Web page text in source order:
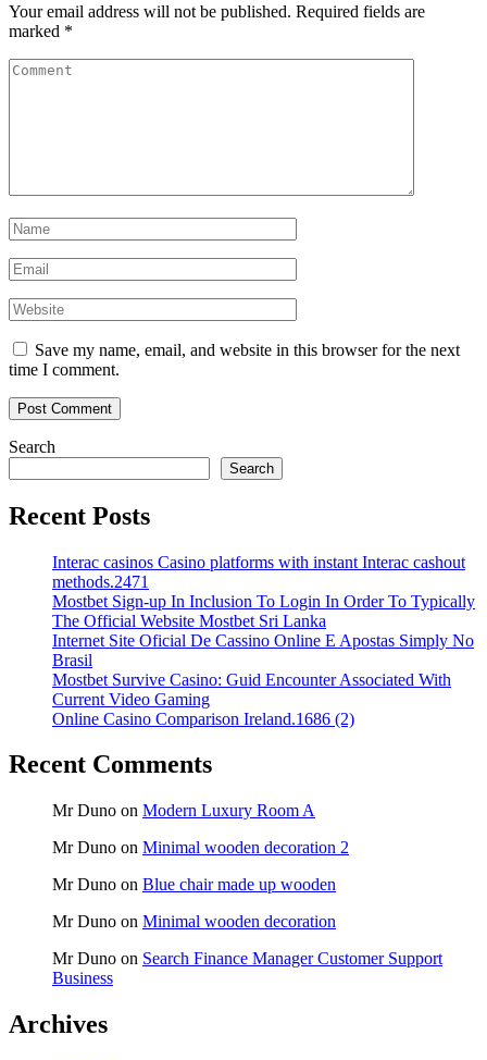
Your email address will not be published. Required fields are
marked *
Save my name, email, and website in this browser for the next
time I comment.
Search
Search
Recent Posts
Interac casinos Casino platforms with instant Interac cashout
methods.2471
Mostbet Sign-up In Inclusion To Login In Order To Typically
The Official Website Mostbet Sri Lanka
Internet Site Oficial De Cassino Online E Apostas Simply No
Brasil
Mostbet Survive Casino: Guid Encounter Associated With
Current Video Gaming
Online Casino Comparison Ireland.1686 (2)
Recent Comments
Mr Duno on Modern Luxury Room A
Mr Duno on Minimal wooden decoration 2
Mr Duno on Blue chair made up wooden
Mr Duno on Minimal wooden decoration
Mr Duno on Search Finance Manager Customer Support
Business
Archives